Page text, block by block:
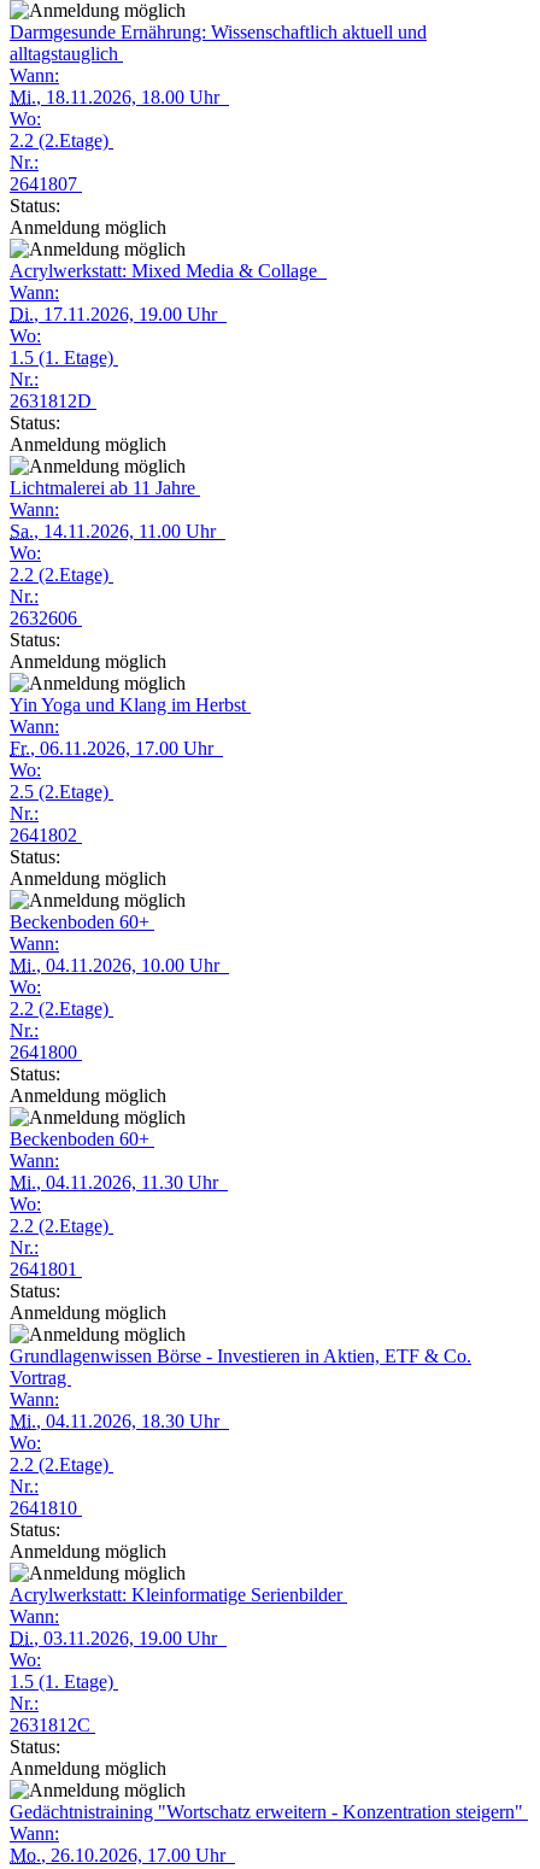
Darmgesunde Ernährung: Wissenschaftlich aktuell und
alltagstauglich
Wann:
Mi., 18.11.2026, 18.00 Uhr
Wo:
2.2 (2.Etage)
Nr.:
2641807
Status:
Anmeldung möglich
Acrylwerkstatt: Mixed Media & Collage
Wann:
Di., 17.11.2026, 19.00 Uhr
Wo:
1.5 (1. Etage)
Nr.:
2631812D
Status:
Anmeldung möglich
Lichtmalerei ab 11 Jahre
Wann:
Sa., 14.11.2026, 11.00 Uhr
Wo:
2.2 (2.Etage)
Nr.:
2632606
Status:
Anmeldung möglich
Yin Yoga und Klang im Herbst
Wann:
Fr., 06.11.2026, 17.00 Uhr
Wo:
2.5 (2.Etage)
Nr.:
2641802
Status:
Anmeldung möglich
Beckenboden 60+
Wann:
Mi., 04.11.2026, 10.00 Uhr
Wo:
2.2 (2.Etage)
Nr.:
2641800
Status:
Anmeldung möglich
Beckenboden 60+
Wann:
Mi., 04.11.2026, 11.30 Uhr
Wo:
2.2 (2.Etage)
Nr.:
2641801
Status:
Anmeldung möglich
Grundlagenwissen Börse - Investieren in Aktien, ETF & Co.
Vortrag
Wann:
Mi., 04.11.2026, 18.30 Uhr
Wo:
2.2 (2.Etage)
Nr.:
2641810
Status:
Anmeldung möglich
Acrylwerkstatt: Kleinformatige Serienbilder
Wann:
Di., 03.11.2026, 19.00 Uhr
Wo:
1.5 (1. Etage)
Nr.:
2631812C
Status:
Anmeldung möglich
Gedächtnistraining "Wortschatz erweitern - Konzentration steigern"
Wann:
Mo., 26.10.2026, 17.00 Uhr